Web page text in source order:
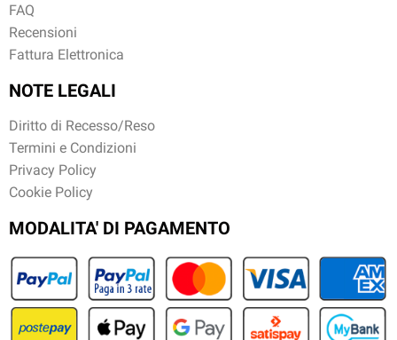
FAQ
Recensioni
Fattura Elettronica
NOTE LEGALI
Diritto di Recesso/Reso
Termini e Condizioni
Privacy Policy
Cookie Policy
MODALITA' DI PAGAMENTO